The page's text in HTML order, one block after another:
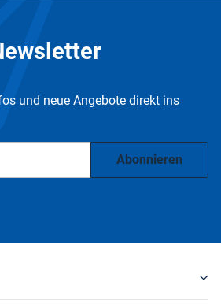
und neue Angebote direkt ins
Abonnieren